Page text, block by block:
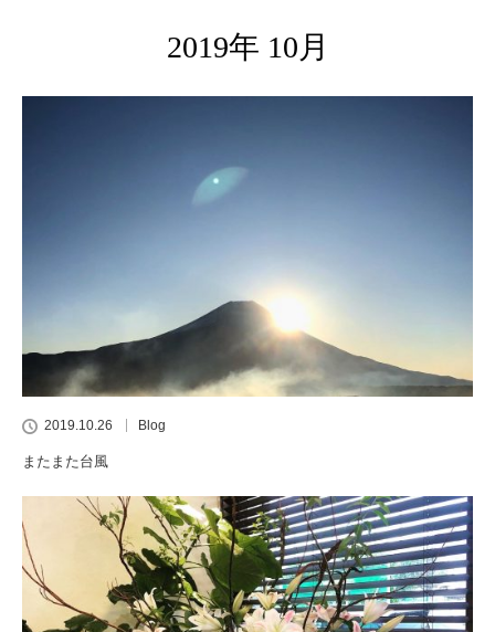
2019年 10月
2019.10.26 Blog
またまた台風